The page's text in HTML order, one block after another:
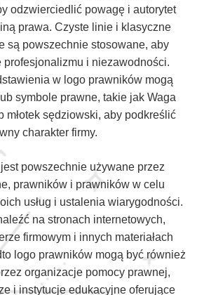
odzwierciedlić powagę i autorytet
prawa. Czyste linie i klasyczne
są powszechnie stosowane, aby
profesjonalizmu i niezawodności.
w logo prawników mogą
symbole prawne, takie jak Waga
młotek sędziowski, aby podkreślić
charakter firmy.
powszechnie używane przez
prawników i prawników w celu
usług i ustalenia wiarygodności.
na stronach internetowych,
firmowym i innych materiałach
logo prawników mogą być również
organizacje pomocy prawnej,
i instytucje edukacyjne oferujące